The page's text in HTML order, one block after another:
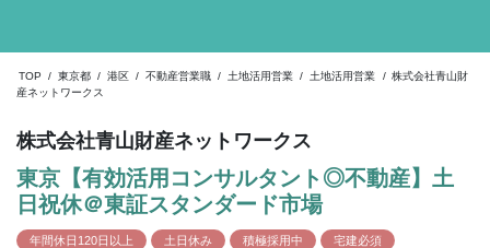
TOP / 東京都 / 港区 / 不動産営業職 / 土地活用営業 / 土地活用営業 / 株式会社青山財
産ネットワークス
株式会社青山財産ネットワークス
東京【有効活用コンサルタント◎不動産】土
日祝休＠東証スタンダード市場
年間休日120日以上 土日休み 積極採用中
宅建必須